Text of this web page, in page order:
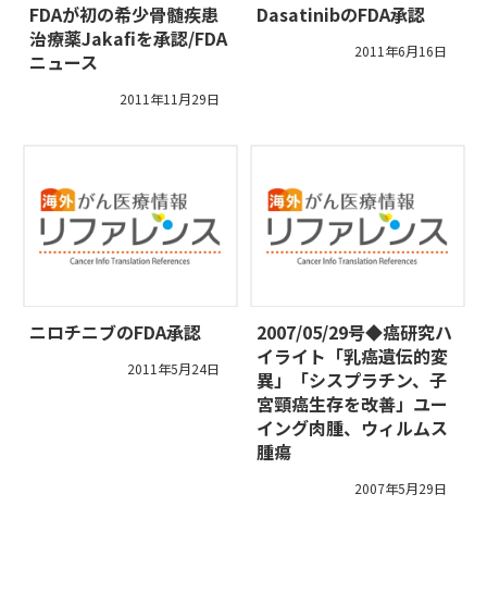
FDAが初の希少骨髄疾患
治療薬Jakafiを承認/FDA
ニュース
2011年11月29日
DasatinibのFDA承認
2011年6月16日
ニロチニブのFDA承認
2011年5月24日
2007/05/29号◆癌研究ハ
イライト「乳癌遺伝的変
異」「シスプラチン、子
宮頸癌生存を改善」ユー
イング肉腫、ウィルムス
腫瘍
2007年5月29日